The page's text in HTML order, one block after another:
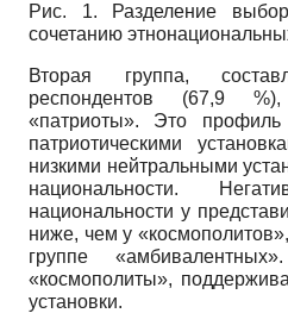
Рис. 1. Разделение
сочетанию
Вторая группа,
респондентов (67,9
«патриоты». Это
патриотическими
низкими нейтральными
национальности.
национальности у
ниже, чем у
группе
«космополиты»,
установки.